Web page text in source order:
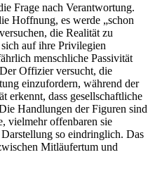
Frage nach Verantwortung.
Hoffnung, es werde „schon
die Realität zu
auf ihre Privilegien
menschliche Passivität
Offizier versucht, die
einzufordern, während der
erkennt, dass gesellschaftliche
Handlungen der Figuren sind
vielmehr offenbaren sie
so eindringlich. Das
Mitläufertum und